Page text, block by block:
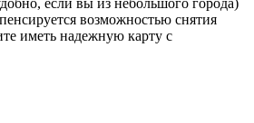
возможностью снятия
иметь надежную карту с